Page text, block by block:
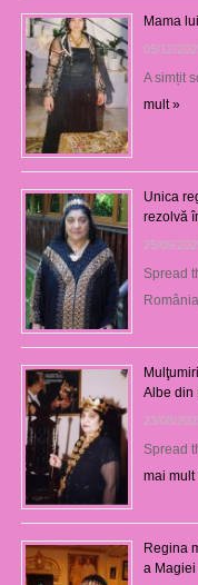
Mama
05/12/
A simțit
mult »
Unica
rezolvă
25/09/
Spread
Albe din
23/08/
Spread
mai mult
Regina
a